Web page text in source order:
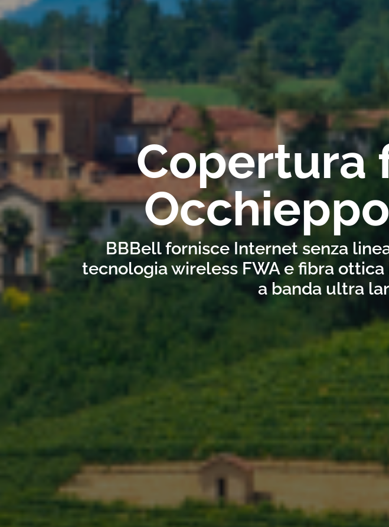
Copertura
BBBell fornisce Internet senza
tecnologia wireless FWA e fibra
a banda ultra